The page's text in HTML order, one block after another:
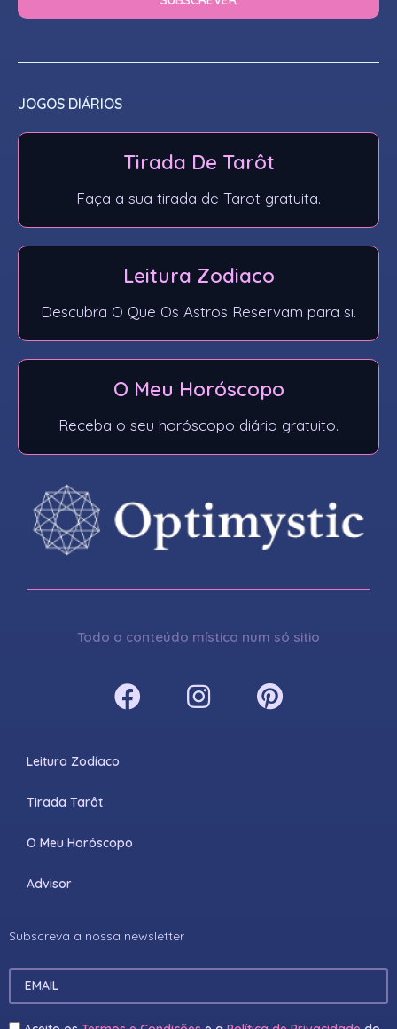
JOGOS DIÁRIOS
Tirada De Tarôt
Faça a sua tirada de Tarot gratuita.
Leitura Zodiaco
Descubra O Que Os Astros Reservam para si.
O Meu Horóscopo​
Receba o seu horóscopo diário gratuito.
Todo o conteúdo místico num só sitio
Leitura Zodíaco
Tirada Tarôt
O Meu Horóscopo
Advisor
Subscreva a nossa newsletter